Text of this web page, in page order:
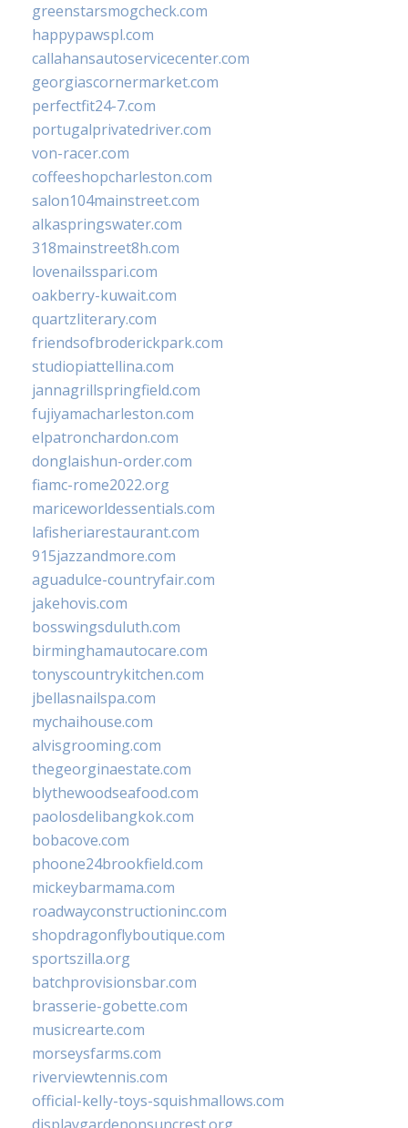
greenstarsmogcheck.com
happypawspl.com
callahansautoservicecenter.com
georgiascornermarket.com
perfectfit24-7.com
portugalprivatedriver.com
von-racer.com
coffeeshopcharleston.com
salon104mainstreet.com
alkaspringswater.com
318mainstreet8h.com
lovenailsspari.com
oakberry-kuwait.com
quartzliterary.com
friendsofbroderickpark.com
studiopiattellina.com
jannagrillspringfield.com
fujiyamacharleston.com
elpatronchardon.com
donglaishun-order.com
fiamc-rome2022.org
mariceworldessentials.com
lafisheriarestaurant.com
915jazzandmore.com
aguadulce-countryfair.com
jakehovis.com
bosswingsduluth.com
birminghamautocare.com
tonyscountrykitchen.com
jbellasnailspa.com
mychaihouse.com
alvisgrooming.com
thegeorginaestate.com
blythewoodseafood.com
paolosdelibangkok.com
bobacove.com
phoone24brookfield.com
mickeybarmama.com
roadwayconstructioninc.com
shopdragonflyboutique.com
sportszilla.org
batchprovisionsbar.com
brasserie-gobette.com
musicrearte.com
morseysfarms.com
riverviewtennis.com
official-kelly-toys-squishmallows.com